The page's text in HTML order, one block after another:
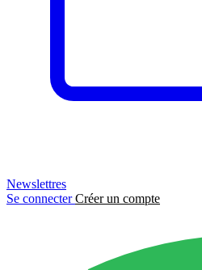
Newslettres
Se connecter Créer un compte